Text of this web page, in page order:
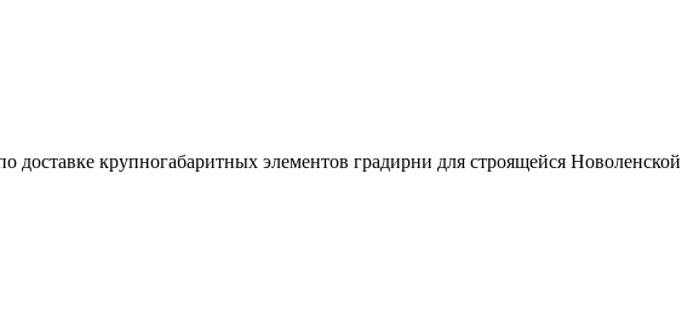
крупногабаритных элементов градирни для строящейся Новоленской